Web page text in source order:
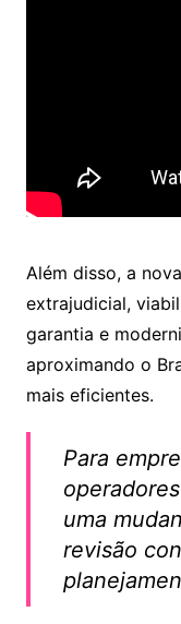
Além disso, a
extrajudicial,
garantia e
aproximando o
mais eficientes.
Para
uma
revisão